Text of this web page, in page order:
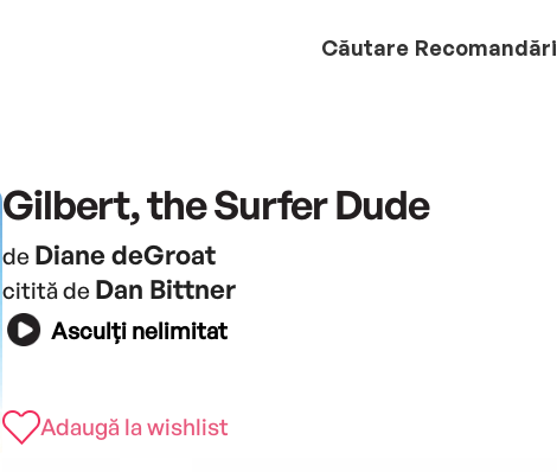
Căutare Recomandări
Gilbert, the Surfer Dude
de Diane deGroat
citită de Dan Bittner
Asculți nelimitat
Adaugă la wishlist